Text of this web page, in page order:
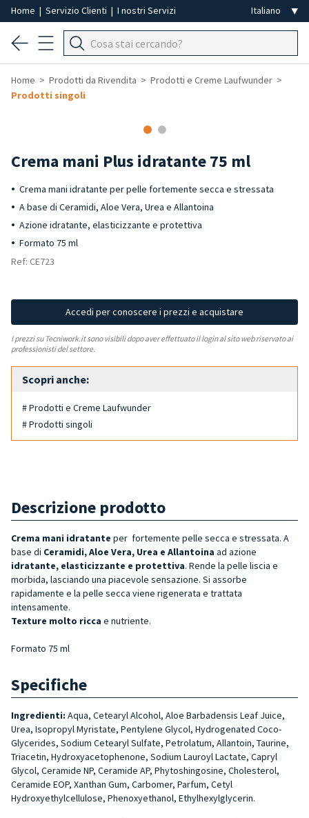
Home | Servizio Clienti | I nostri Servizi
Home Prodotti da Rivendita
Prodotti e Creme Laufwunder
Prodotti singoli
Crema mani Plus idratante 75 ml
Crema mani idratante per pelle fortemente secca e stressata
A base di Ceramidi, Aloe Vera, Urea e Allantoina
Azione idratante, elasticizzante e protettiva
Formato 75 ml
Ref: CE723
Accedi per conoscere i prezzi e acquistare
I prezzi su Tecniwork.it sono visibili dopo aver effettuato il login al sito web riservato ai
professionisti del settore.
Scopri anche:
# Prodotti e Creme Laufwunder
# Prodotti singoli
Descrizione prodotto
Crema mani idratante per fortemente pelle secca e stressata. A
base di Ceramidi, Aloe Vera, Urea e Allantoina ad azione
idratante, elasticizzante e protettiva. Rende la pelle liscia e
morbida, lasciando una piacevole sensazione. Si assorbe
rapidamente e la pelle secca viene rigenerata e trattata
intensamente.
Texture molto ricca e nutriente.
Formato 75 ml
Specifiche
Ingredienti: Aqua, Cetearyl Alcohol, Aloe Barbadensis Leaf Juice,
Urea, Isopropyl Myristate, Pentylene Glycol, Hydrogenated Coco-
Glycerides, Sodium Cetearyl Sulfate, Petrolatum, Allantoin, Taurine,
Triacetin, Hydroxyacetophenone, Sodium Lauroyl Lactate, Capryl
Glycol, Ceramide NP, Ceramide AP, Phytoshingosine, Cholesterol,
Ceramide EOP, Xanthan Gum, Carbomer, Parfum, Cetyl
Hydroxyethylcellulose, Phenoxyethanol, Ethylhexylglycerin.